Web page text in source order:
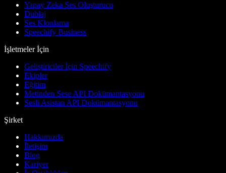
Yapay Zeka Ses Oluşturucu
Dublaj
Ses Klonlama
Speechify Business
İşletmeler İçin
Geliştiriciler İçin Speechify
Ekipler
Eğitim
Metinden Sese API Dokümantasyonu
Sesli Asistan API Dokümantasyonu
Şirket
Hakkımızda
İletişim
Blog
Kariyer